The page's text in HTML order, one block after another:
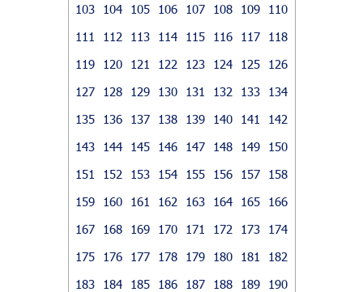
103
104 105 106 107 108 109
110
111
112 113 114 115 116 117
118
119
120 121 122 123 124 125
126
127
128 129 130 131 132 133
134
135
136 137 138 139 140 141
142
143
144 145 146 147 148 149
150
151
152 153 154 155 156 157
158
159
160 161 162 163 164 165
166
167
168 169 170 171 172 173
174
175
176 177 178 179 180 181
182
183
184 185 186 187 188 189
190